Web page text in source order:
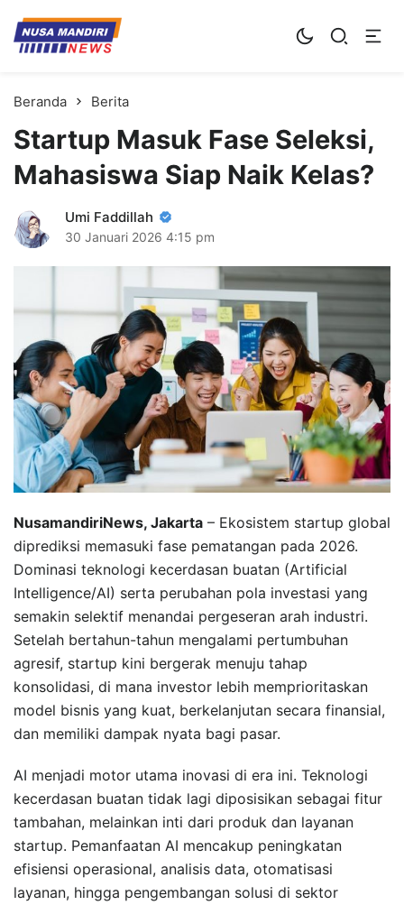
Kampus Digital Bisnis
Universitas Nusa Mandiri
Beranda Berita
Startup Masuk Fase Seleksi,
Mahasiswa Siap Naik Kelas?
Umi Faddillah
30 Januari 2026 4:15 pm
NusamandiriNews, Jakarta – Ekosistem startup global
diprediksi memasuki fase pematangan pada 2026.
Dominasi teknologi kecerdasan buatan (Artificial
Intelligence/AI) serta perubahan pola investasi yang
semakin selektif menandai pergeseran arah industri.
Setelah bertahun-tahun mengalami pertumbuhan
agresif, startup kini bergerak menuju tahap
konsolidasi, di mana investor lebih memprioritaskan
model bisnis yang kuat, berkelanjutan secara finansial,
dan memiliki dampak nyata bagi pasar.
AI menjadi motor utama inovasi di era ini. Teknologi
kecerdasan buatan tidak lagi diposisikan sebagai fitur
tambahan, melainkan inti dari produk dan layanan
startup. Pemanfaatan AI mencakup peningkatan
efisiensi operasional, analisis data, otomatisasi
layanan, hingga pengembangan solusi di sektor